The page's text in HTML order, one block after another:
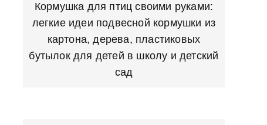
Кормушка для птиц своими руками:
легкие идеи подвесной кормушки из
картона, дерева, пластиковых
бутылок для детей в школу и детский
сад